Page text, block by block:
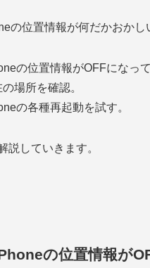
の位置情報が何だかおか
の位置情報がOFFになっ
場所を確認。
の各種再起動を試す。
説していきます。
の位置情報が